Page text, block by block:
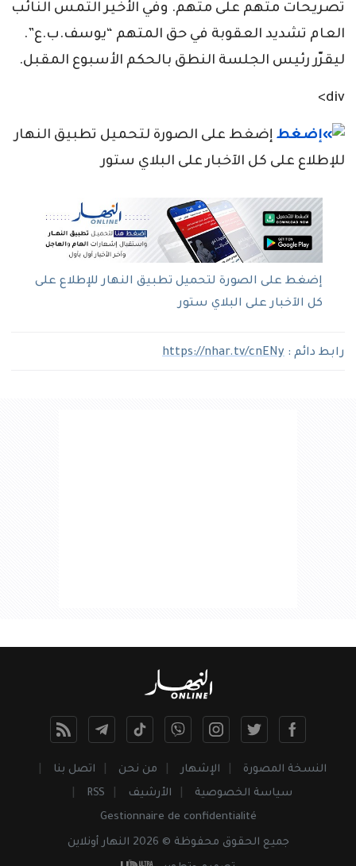
تصريحات متهم على متهم. وفي الأخير التمس النائب
العام تشديد العقوبة في حق المتهم “يوسف.ب.ع”.
ليقرّر رئيس الجلسة النطق بالحكم الأسبوع المقبل.
div>
إضغط على الصورة لتحميل تطبيق النهار
للإطلاع على كل الآخبار على البلاي ستور
إضغط على الصورة لتحميل تطبيق النهار للإطلاع على
كل الآخبار على البلاي ستور
رابط دائم : https://nhar.tv/cnENy
النسخة المصورة الإشهار من نحن
اتصل بنا
سياسة الخصوصية
الأرشيف
RSS
Gestionnaire de confidentialité
جميع الحقوق محفوظة © 2026 النهار أونلاين